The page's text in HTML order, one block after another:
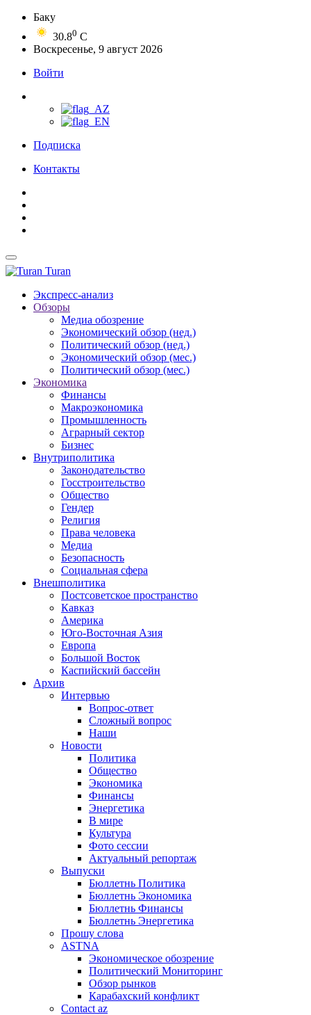
Баку
30.80 C
Воскресенье, 9 август 2026
Войти
Подписка
Контакты
Turan
Экспресс-анализ
Обзоры
Медиа обозрение
Экономический обзор (нед.)
Политический обзор (нед.)
Экономический обзор (мес.)
Политический обзор (мес.)
Экономика
Финансы
Макроэкономика
Промышленность
Аграрный сектор
Бизнес
Внутриполитика
Законодательство
Госстроительство
Общество
Гендер
Религия
Права человека
Медиа
Безопасность
Социальная сфера
Внешполитика
Постсоветское пространство
Кавказ
Америка
Юго-Восточная Азия
Европа
Большой Восток
Каспийский бассейн
Архив
Интервью
Вопрос-ответ
Сложный вопрос
Наши
Новости
Политика
Общество
Экономика
Финансы
Энергетика
В мире
Культура
Фото сессии
Актуальный репортаж
Выпуски
Бюллетнь Политика
Бюллетнь Экономика
Бюллетнь Финансы
Бюллетнь Энергетика
Прошу слова
ASTNA
Экономическое обозрение
Политический Мониторинг
Обзор рынков
Карабахский конфликт
Contact az